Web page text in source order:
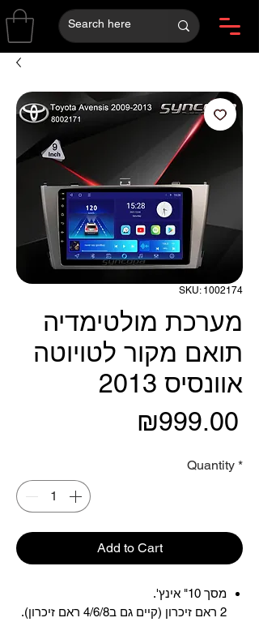
SKU: 1002174
מערכת מולטימדיה
תואם מקור לטויוטה
אוונסיס 2013
₪999.00
Quantity *
Add to Cart
מסך 10" אינץ'.
2 ראם זיכרון (קיים גם ב4/6/8 ראם זיכרון).